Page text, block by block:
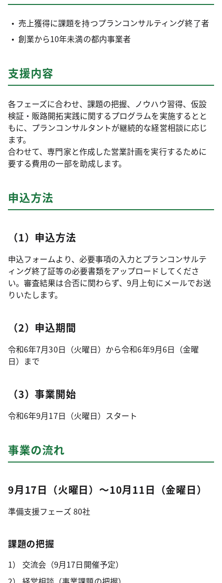
売上獲得に課題を持つプランコンサルティング終了者
創業から10年未満の都内事業者
支援内容
各フェーズに合わせ、課題の把握、ノウハウ習得、仮設
検証・販路開拓実践に関するプログラムを実施するとと
もに、プランコンサルタントが継続的な経営相談に応じ
ます。
合わせて、専門家と作成した営業計画を実行するために
要する費用の一部を助成します。
申込方法
（1）申込方法
申込フォームより、必要事項の入力とプランコンサルテ
ィング終了証等の必要書類をアップロードしてくださ
い。審査結果は合否に関わらず、9月上旬にメールでお送
りいたします。
（2）申込期間
令和6年7月30日（火曜日）から令和6年9月6日（金曜
日）まで
（3）事業開始
令和6年9月17日（火曜日）スタート
事業の流れ
9月17日（火曜日）～10月11日（金曜日）
準備支援フェーズ 80社
課題の把握
交流会（9月17日開催予定）